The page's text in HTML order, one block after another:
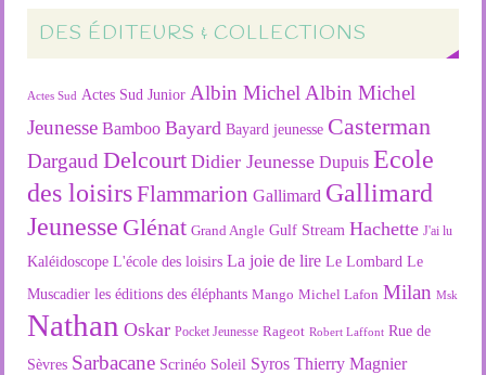
DES ÉDITEURS & COLLECTIONS
Actes Sud Actes Sud Junior Albin Michel Albin Michel
Jeunesse Bamboo Bayard Bayard jeunesse Casterman
Dargaud Delcourt Didier Jeunesse Dupuis Ecole
des loisirsFlammarion Gallimard Gallimard
Jeunesse Glénat Grand Angle Gulf Stream Hachette J'ai lu
Kaléidoscope L'école des loisirs La joie de lire Le Lombard Le
Muscadier les éditions des éléphants Mango Michel Lafon Milan Msk
Nathan Oskar Pocket Jeunesse Rageot Robert Laffont Rue de
Sèvres Sarbacane Scrinéo Soleil Syros Thierry Magnier